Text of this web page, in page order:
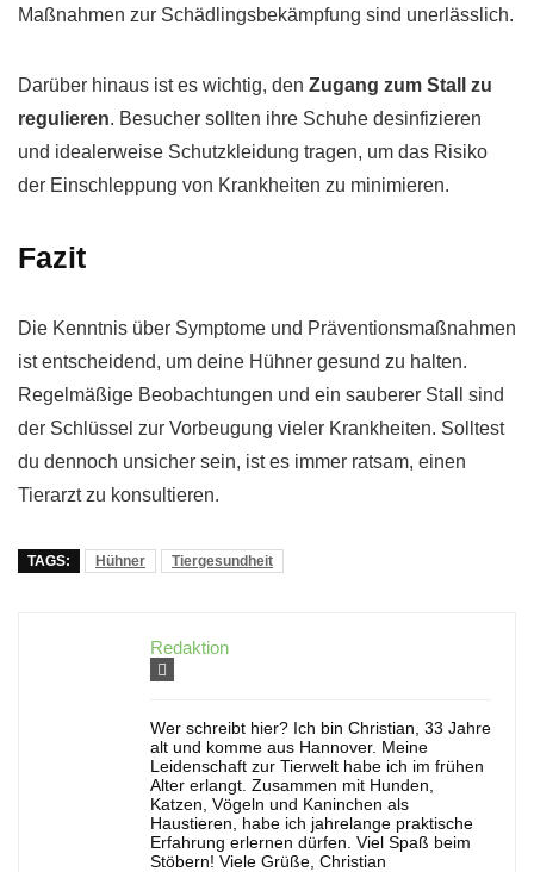
Maßnahmen zur Schädlingsbekämpfung sind unerlässlich.
Darüber hinaus ist es wichtig, den Zugang zum Stall zu
regulieren. Besucher sollten ihre Schuhe desinfizieren
und idealerweise Schutzkleidung tragen, um das Risiko
der Einschleppung von Krankheiten zu minimieren.
Fazit
Die Kenntnis über Symptome und Präventionsmaßnahmen
ist entscheidend, um deine Hühner gesund zu halten.
Regelmäßige Beobachtungen und ein sauberer Stall sind
der Schlüssel zur Vorbeugung vieler Krankheiten. Solltest
du dennoch unsicher sein, ist es immer ratsam, einen
Tierarzt zu konsultieren.
TAGS: Hühner Tiergesundheit
Redaktion
Wer schreibt hier? Ich bin Christian, 33 Jahre
alt und komme aus Hannover. Meine
Leidenschaft zur Tierwelt habe ich im frühen
Alter erlangt. Zusammen mit Hunden,
Katzen, Vögeln und Kaninchen als
Haustieren, habe ich jahrelange praktische
Erfahrung erlernen dürfen. Viel Spaß beim
Stöbern! Viele Grüße, Christian